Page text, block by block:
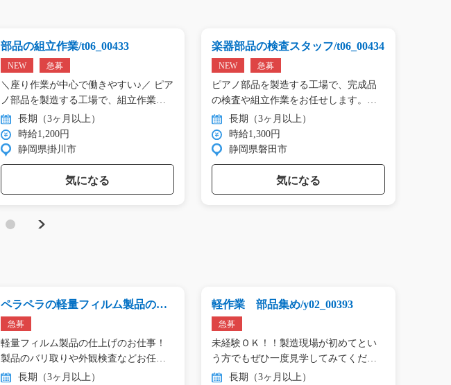
部品の組立作業/t06_00433
NEW 急募
＼座り作業が中心で働きやすい♪／ ピア
ノ部品を製造する工場で、組立作業…
長期（3ヶ月以上）
時給1,200円
静岡県掛川市
気になる
楽器部品の検査スタッフ/t06_00434
NEW 急募
ピアノ部品を製造する工場で、完成品
の検査や組立作業をお任せします。
目… 長期（3ヶ月以上）
時給1,300円
静岡県磐田市
気になる
Next
ペラペラの軽量フィルム製品の仕
上げ作業/g06_00405
急募
軽量フィルム製品の仕上げのお仕事！
製品のバリ取りや外観検査などお任
せ… 長期（3ヶ月以上）
軽作業 部品集め/y02_00393
急募
未経験ＯＫ！！製造現場が初めてとい
う方でもぜひ一度見学してみてくだ
さ… 長期（3ヶ月以上）